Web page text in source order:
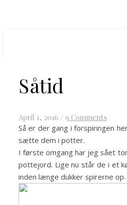
Såtid
April 1, 2016 / 9 Comments
Så er der gang i forspiringen
sætte dem i potter.
I første omgang har jeg sået
pottejord. Lige nu står de i et
inden længe dukker spirerne op.